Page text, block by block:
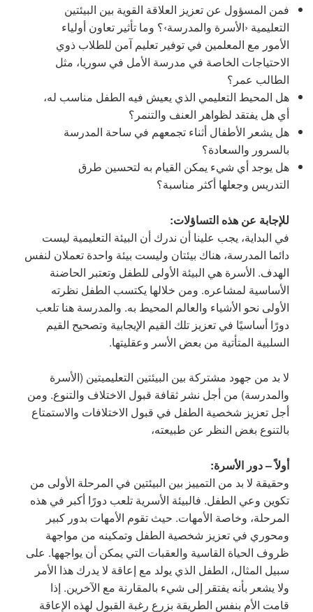
فمن المسؤول عن تعزيز العلاقة القوية بين البيئتين
التعليمية ‹الأسرة والمدرسة›؟ وما تأثير تعاون أولياء
الأمور مع المعلمين في توفير تعليم آمن للطلاب ذوي
الاحتياجات الخاصة في مدرسة الأمل في سوريا، مثل
الطالب عمر؟
هل المحيط التعليمي الذي يعيش فيه الطفل مناسب له،
أي هل يفتقد لظواهر العنف والتنمر؟
هل يشعر الأطفال أثناء تجمعهم في ساحة المدرسة
بالسرور والسعادة؟
هل يوجد أي شيء يمكن القيام به لتحسين طرق
التدريس وجعلها أكثر مناسبة؟
للإجابة عن هذه التساؤلات:
في البداية، يجب علينا أن ندرك أن البيئة التعليمية ليست
دائما المدرسة، هناك بيئتان وليست بيئة واحدة تعملان لنفس
الهدف. الأسرة هي البيئة الأولى للطفل وتعتبر الحاضنة
الأساسية لمشاعره. ومن خلالها يكتسب الطفل نظرته
الأولى نحو الأشياء والعالم المحيط به. والمدرسة هنا تلعب
دورًا أساسيًا في تعزيز تلك القيم الإيجابية وتصحيح القيم
السلبية المتأتية من بعض الأسر وعقليتها.
لا بد من جهود مشتركة بين البيئتين التعليميتين (الأسرة
والمدرسة) من أجل نشر ثقافة قبول الاختلاف والتنوع. ومن
أجل تعزيز شخصية الطفل في قبول الاختلافات والاستمتاع
بالتنوع بغض النظر عن طبيعته،
أولاً – دور الأسرة:
وحقيقة لا بد من التمييز بين البيئتين في المرحلة الأولى من
تكوين وعي الطفل. فالبيئة الأسرية تلعب دورًا أكبر في هذه
المرحلة، وخاصة الأمهات. حيث تقوم الأمهات بدور كبير
ومحوري في تعزيز شخصية الطفل وتمكينه من مواجهة
ظروف الحياة القاسية والعقبات التي يمكن أن يواجهها. على
سبيل المثال، الطفل الذي يولد مع إعاقة لا يدرك هذا الأمر
ولا يشعر بأنه يفتقر إلى شيء بالمقارنة مع الآخرين. إذا
قامت الأم بنفس الطريقة بزرع رغبة القبول لهذه الإعاقة